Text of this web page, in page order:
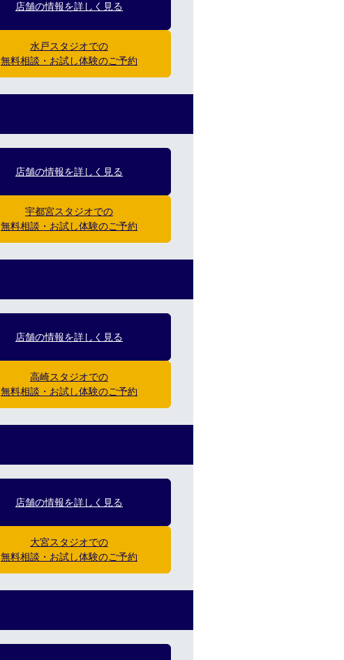
店舗の情報を詳しく見る
水戸スタジオでの
無料相談・お試し体験のご予約
店舗の情報を詳しく見る
宇都宮スタジオでの
無料相談・お試し体験のご予約
店舗の情報を詳しく見る
高崎スタジオでの
無料相談・お試し体験のご予約
店舗の情報を詳しく見る
大宮スタジオでの
無料相談・お試し体験のご予約